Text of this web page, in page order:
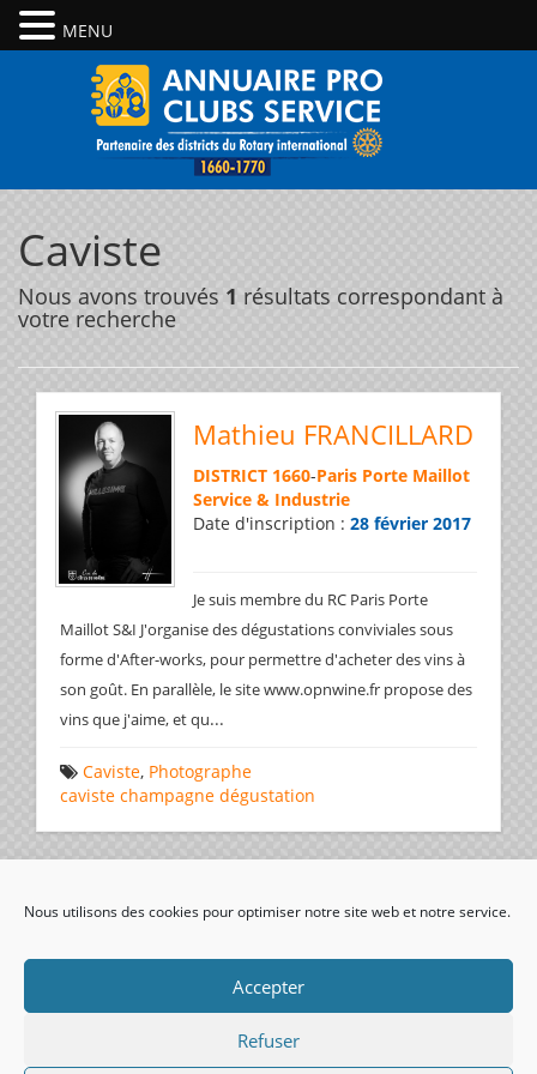
Nous utilisons des cookies pour optimiser notre site web et notre service.
Accepter
Refuser
Caviste
Nous avons trouvés 1 résultats correspondant à
votre recherche
Mathieu FRANCILLARD
DISTRICT 1660-Paris Porte Maillot
Service & Industrie
Date d'inscription : 28 février 2017
Je suis membre du RC Paris Porte
Maillot S&I J'organise des dégustations conviviales sous
forme d'After-works, pour permettre d'acheter des vins à
son goût. En parallèle, le site www.opnwine.fr propose des
vins que j'aime, et qu...
Caviste, Photographe
caviste champagne dégustation
visiteurs uniques:
MENU